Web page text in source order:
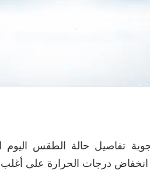
درجات الحرارة على أغلب